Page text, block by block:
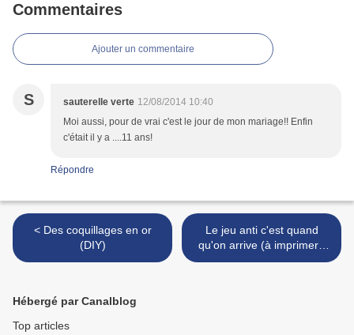
Commentaires
Ajouter un commentaire
S sauterelle verte 12/08/2014 10:40
Moi aussi, pour de vrai c'est le jour de mon mariage!! Enfin
c'était il y a ....11 ans!
Répondre
< Des coquillages en or
(DIY)
Le jeu anti c'est quand
qu'on arrive (à imprimer -
gratuit) >
Hébergé par Canalblog
Top articles